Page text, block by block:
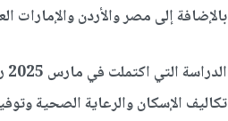
بالإضافة إلى مصر والأردن والإمارات
تكاليف الإسكان والرعاية الصحية